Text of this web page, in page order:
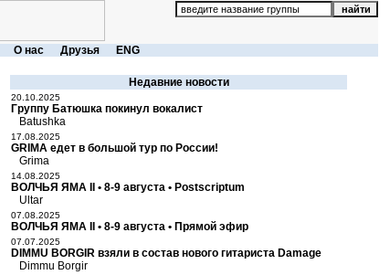
О нас Друзья ENG
Недавние новости
20.10.2025
Группу Батюшка покинул вокалист
Batushka
17.08.2025
GRIMA едет в большой тур по России!
Grima
14.08.2025
ВОЛЧЬЯ ЯМА II • 8-9 августа • Postscriptum
Ultar
07.08.2025
ВОЛЧЬЯ ЯМА II • 8-9 августа • Прямой эфир
07.07.2025
DIMMU BORGIR взяли в состав нового гитариста Damage
Dimmu Borgir